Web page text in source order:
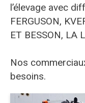
l’élevage avec
FERGUSON,
ET BESSON, LA
Nos
besoins.